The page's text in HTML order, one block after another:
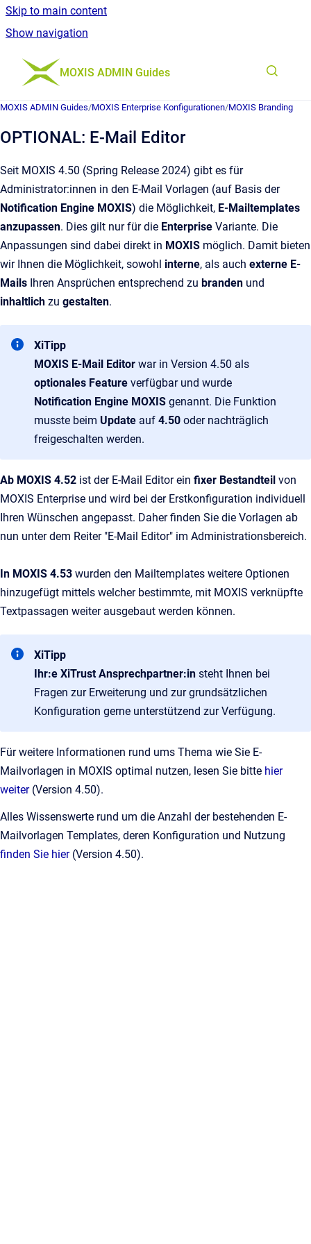
Skip to main content
Show navigation
Go to homepage
MOXIS ADMIN Guides
MOXIS ADMIN Guides/MOXIS Enterprise Konfigurationen/MOXIS Branding
OPTIONAL: E-Mail Editor
Seit MOXIS 4.50 (Spring Release 2024) gibt es für
Administrator:innen in den E-Mail Vorlagen (auf Basis der
Notification Engine MOXIS) die Möglichkeit, E-Mailtemplates
anzupassen. Dies gilt nur für die Enterprise Variante. Die
Anpassungen sind dabei direkt in MOXIS möglich. Damit bieten
wir Ihnen die Möglichkeit, sowohl interne, als auch externe E-
Mails Ihren Ansprüchen entsprechend zu branden und
inhaltlich zu gestalten.
XiTipp
MOXIS E-Mail Editor war in Version 4.50 als
optionales Feature verfügbar und wurde
Notification Engine MOXIS genannt. Die Funktion
musste beim Update auf 4.50 oder nachträglich
freigeschalten werden.
Ab MOXIS 4.52 ist der E-Mail Editor ein fixer Bestandteil von
MOXIS Enterprise und wird bei der Erstkonfiguration individuell
Ihren Wünschen angepasst. Daher finden Sie die Vorlagen ab
nun unter dem Reiter "E-Mail Editor" im Administrationsbereich.
In MOXIS 4.53 wurden den Mailtemplates weitere Optionen
hinzugefügt mittels welcher bestimmte, mit MOXIS verknüpfte
Textpassagen weiter ausgebaut werden können.
XiTipp
Ihr:e XiTrust Ansprechpartner:in steht Ihnen bei
Fragen zur Erweiterung und zur grundsätzlichen
Konfiguration gerne unterstützend zur Verfügung.
Für weitere Informationen rund ums Thema wie Sie E-
Mailvorlagen in MOXIS optimal nutzen, lesen Sie bitte hier
weiter(Version 4.50).
Alles Wissenswerte rund um die Anzahl der bestehenden E-
Mailvorlagen Templates, deren Konfiguration und Nutzung
finden Sie hier(Version 4.50).